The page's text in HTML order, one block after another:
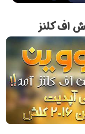
اف کلنز